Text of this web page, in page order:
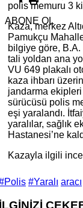
ABONE OL
polis memuru 3
Kaza, merkez
Pamukçu
bilgiye göre, B.A.
tali yoldan ana
VU 649 plakalı
kaza ihbarı
jandarma
sürücüsü polis
eşi yaralandı.
yaralılar, sağlık
Hastanesi’ne
Kazayla ilgili
#Yaralı aracı